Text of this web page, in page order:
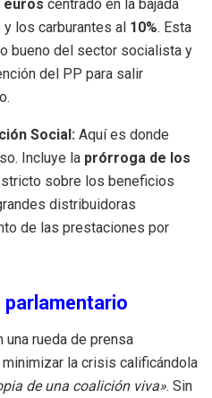
euros centrado en la bajada
los carburantes al 10%. Esta
bueno del sector socialista y
del PP para salir
Social: Aquí es donde
Incluye la prórroga de los
sobre los beneficios
distribuidoras
de las prestaciones por
una rueda de prensa
la crisis calificándola
de una coalición viva». Sin